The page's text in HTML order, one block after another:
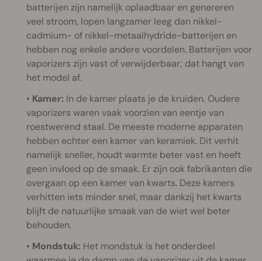
batterijen zijn namelijk oplaadbaar en genereren
veel stroom, lopen langzamer leeg dan nikkel-
cadmium- of nikkel-metaalhydride-batterijen en
hebben nog enkele andere voordelen. Batterijen voor
vaporizers zijn vast of verwijderbaar; dat hangt van
het model af.
• Kamer: In de kamer plaats je de kruiden. Oudere
vaporizers waren vaak voorzien van eentje van
roestwerend staal. De meeste moderne apparaten
hebben echter een kamer van keramiek. Dit verhit
namelijk sneller, houdt warmte beter vast en heeft
geen invloed op de smaak. Er zijn ook fabrikanten die
overgaan op een kamer van kwarts. Deze kamers
verhitten iets minder snel, maar dankzij het kwarts
blijft de natuurlijke smaak van de wiet wel beter
behouden.
• Mondstuk: Het mondstuk is het onderdeel